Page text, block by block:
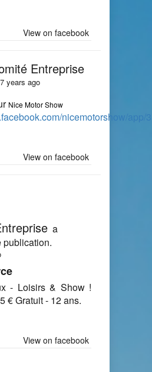
View on facebook
Entreprise
7 years ago
Nice Motor Show
nicemotorshow/app/
View on facebook
a
publication.
- Loisirs & Show !
€ Gratuit - 12 ans.
View on facebook